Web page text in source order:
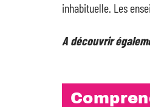
inhabituelle. Les
A découvrir